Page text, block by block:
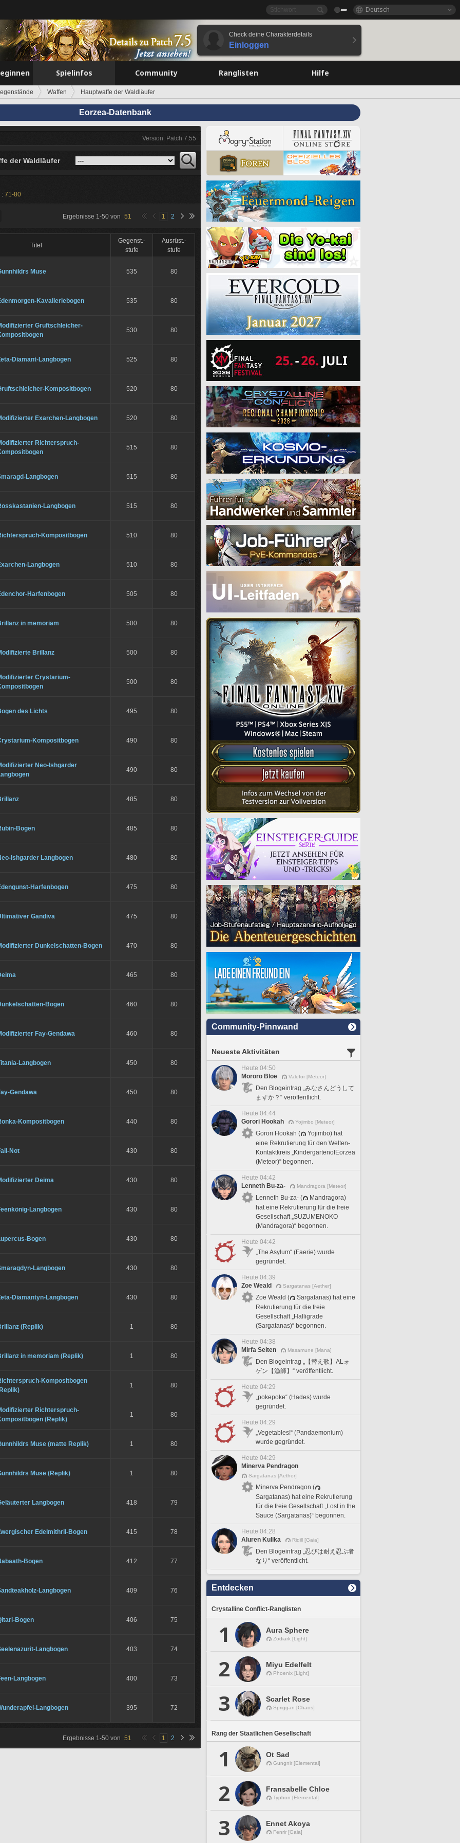
Deutsch
Check deine Charakterdetails
Einloggen
Spielinfos Community Ranglisten Hilfe
Waffen Hauptwaffe der Waldläufer
Eorzea-Datenbank
Version: Patch 7.55
der Waldläufer
: 71-80
Ergebnisse 1-50 von 51 1 2
Titel
Gegenst.-
stufe
Ausrüst.-
stufe
Muse 535 80
Kavalleriebogen 535 80
Gruftschleicher-
530 80
Diamant-Langbogen 525 80
Kompositbogen 520 80
Exarchen-Langbogen 520 80
Richterspruch-
515 80
Langbogen 515 80
Langbogen 515 80
Kompositbogen 510 80
Langbogen 510 80
Harfenbogen 505 80
in memoriam 500 80
Brillanz 500 80
Crystarium-
500 80
des Lichts 495 80
Kompositbogen 490 80
Neo-Ishgarder
490 80
485 80
Bogen 485 80
Ishgarder Langbogen 480 80
Harfenbogen 475 80
Gandiva 475 80
Dunkelschatten-Bogen 470 80
465 80
Bogen 460 80
Fay-Gendawa 460 80
Langbogen 450 80
Gendawa 450 80
Kompositbogen 440 80
Not 430 80
Deima 430 80
Langbogen 430 80
Bogen 430 80
Langbogen 430 80
Diamantyn-Langbogen 430 80
(Replik) 1 80
in memoriam (Replik) 1 80
Kompositbogen
1 80
Richterspruch-
(Replik)
1 80
Muse (matte Replik) 1 80
Muse (Replik) 1 80
Langbogen 418 79
Edelmithril-Bogen 415 78
Bogen 412 77
Langbogen 409 76
Bogen 406 75
Langbogen 403 74
Langbogen 400 73
Langbogen 395 72
Ergebnisse 1-50 von 51 1 2
Community-Pinnwand
Neueste Aktivitäten
Heute 04:50
Mororo Bloe
Valefor [Meteor]
Den Blogeintrag „みなさんどうして
ますか？“ veröffentlicht.
Heute 04:44
Gorori Hookah
Yojimbo [Meteor]
Gorori Hookah (
Yojimbo) hat
eine Rekrutierung für den Welten-
Kontaktkreis „KindergartenofEorzea
(Meteor)“ begonnen.
Heute 04:42
Lenneth Bu-za-
Mandragora [Meteor]
Lenneth Bu-za- (
Mandragora)
hat eine Rekrutierung für die freie
Gesellschaft „SUZUMENOKO
(Mandragora)“ begonnen.
Heute 04:42
„The Asylum“ (Faerie) wurde
gegründet.
Heute 04:39
Zoe Weald
Sargatanas [Aether]
Zoe Weald (
Sargatanas) hat eine
Rekrutierung für die freie
Gesellschaft „Halligrade
(Sargatanas)“ begonnen.
Heute 04:38
Mirfa Seiten
Masamune [Mana]
Den Blogeintrag „【替え歌】ALォ
ゲン【漁師】“ veröffentlicht.
Heute 04:29
„pokepoke“ (Hades) wurde
gegründet.
Heute 04:29
„Vegetables!“ (Pandaemonium)
wurde gegründet.
Heute 04:29
Minerva Pendragon
Sargatanas [Aether]
Minerva Pendragon (
Sargatanas) hat eine Rekrutierung
für die freie Gesellschaft „Lost in the
Sauce (Sargatanas)“ begonnen.
Heute 04:28
Aluren Kulika
Ridill [Gaia]
Den Blogeintrag „忍びは耐え忍ぶ者
なり“ veröffentlicht.
Entdecken
Crystalline Conflict-Ranglisten
1 Aura Sphere
Zodiark [Light]
2 Miyu Edelfelt
Phoenix [Light]
3 Scarlet Rose
Spriggan [Chaos]
Rang der Staatlichen Gesellschaft
1 Ot Sad
Gungnir [Elemental]
2 Fransabelle Chloe
Typhon [Elemental]
3 Ennet Akoya
Fenrir [Gaia]